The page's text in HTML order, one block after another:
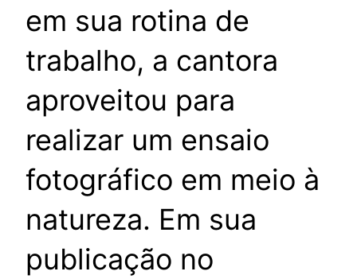
em sua rotina de
trabalho, a cantora
aproveitou para
realizar um ensaio
fotográfico em meio à
natureza. Em sua
publicação no